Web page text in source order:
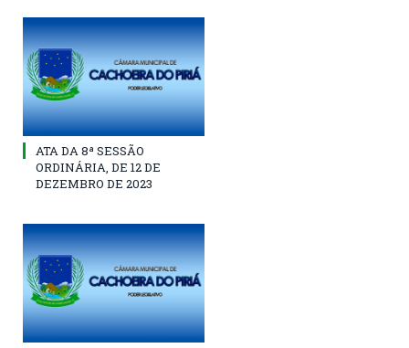
ATA DA 8ª SESSÃO
ORDINÁRIA, DE 12 DE
DEZEMBRO DE 2023